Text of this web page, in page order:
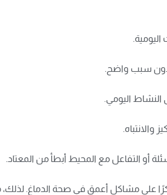
اليومية.
بدون سبب واضح.
اليومي.
والانتباه.
أو التفاعل مع المحيط أبطأ من المعتاد.
مشاكل أعمق في صحة الدماغ. لذلك، من